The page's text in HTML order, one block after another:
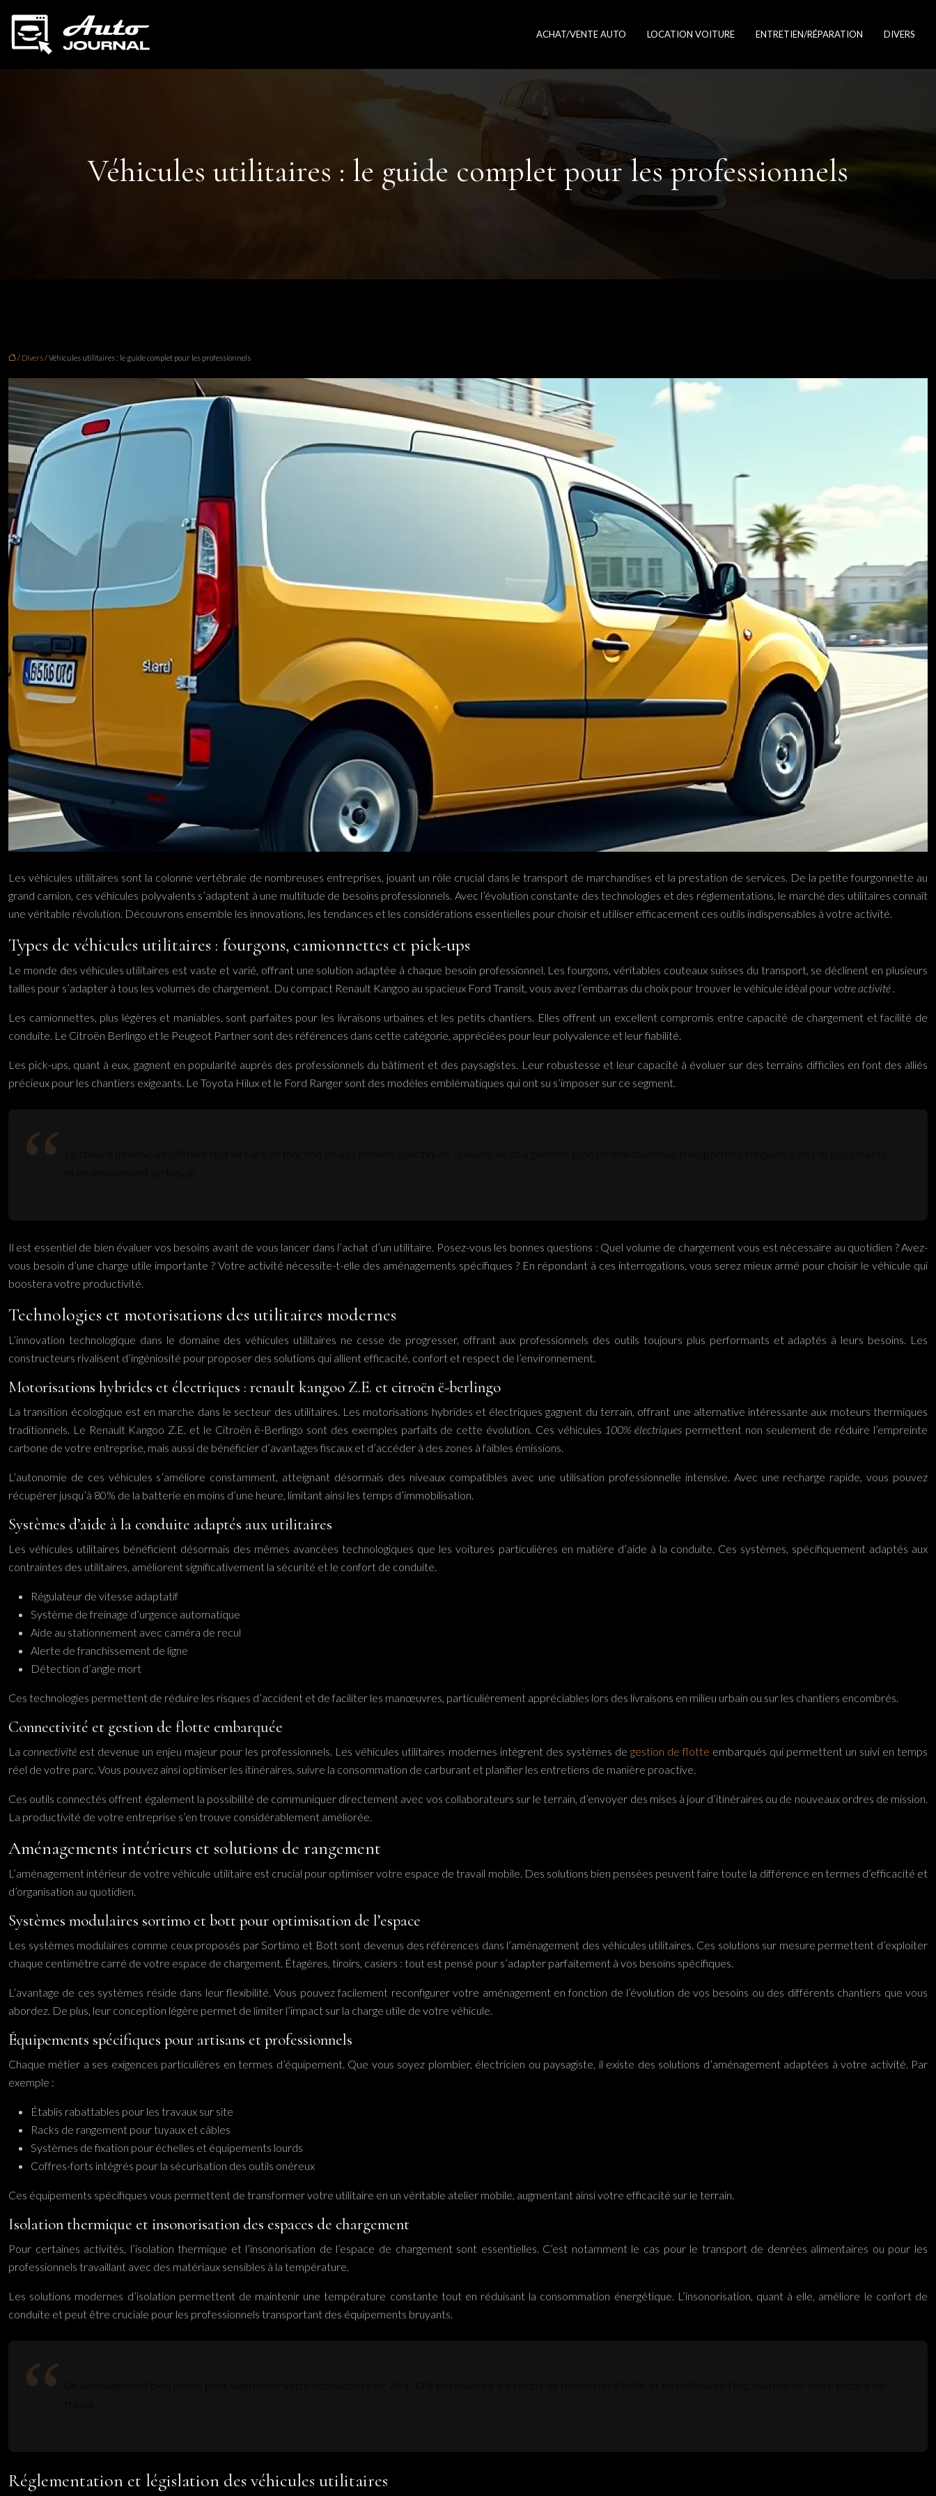
ACHAT/VENTE AUTO LOCATION VOITURE ENTRETIEN/RÉPARATION DIVERS
Véhicules utilitaires : le guide complet pour les professionnels
/ Divers/ Véhicules utilitaires : le guide complet pour les professionnels
Les véhicules utilitaires sont la colonne vertébrale de nombreuses entreprises, jouant un rôle crucial dans le transport de marchandises et la prestation de services. De la petite fourgonnette au
grand camion, ces véhicules polyvalents s’adaptent à une multitude de besoins professionnels. Avec l’évolution constante des technologies et des réglementations, le marché des utilitaires connaît
une véritable révolution. Découvrons ensemble les innovations, les tendances et les considérations essentielles pour choisir et utiliser efficacement ces outils indispensables à votre activité.
Types de véhicules utilitaires : fourgons, camionnettes et pick-ups
Le monde des véhicules utilitaires est vaste et varié, offrant une solution adaptée à chaque besoin professionnel. Les fourgons, véritables couteaux suisses du transport, se déclinent en plusieurs
tailles pour s’adapter à tous les volumes de chargement. Du compact Renault Kangoo au spacieux Ford Transit, vous avez l’embarras du choix pour trouver le véhicule idéal pourvotre activité .
Les camionnettes, plus légères et maniables, sont parfaites pour les livraisons urbaines et les petits chantiers. Elles offrent un excellent compromis entre capacité de chargement et facilité de
conduite. Le Citroën Berlingo et le Peugeot Partner sont des références dans cette catégorie, appréciées pour leur polyvalence et leur fiabilité.
Les pick-ups, quant à eux, gagnent en popularité auprès des professionnels du bâtiment et des paysagistes. Leur robustesse et leur capacité à évoluer sur des terrains difficiles en font des alliés
précieux pour les chantiers exigeants. Le Toyota Hilux et le Ford Ranger sont des modèles emblématiques qui ont su s’imposer sur ce segment.
Il est essentiel de bien évaluer vos besoins avant de vous lancer dans l’achat d’un utilitaire. Posez-vous les bonnes questions : Quel volume de chargement vous est nécessaire au quotidien ? Avez-
vous besoin d’une charge utile importante ? Votre activité nécessite-t-elle des aménagements spécifiques ? En répondant à ces interrogations, vous serez mieux armé pour choisir le véhicule qui
boostera votre productivité.
Technologies et motorisations des utilitaires modernes
L’innovation technologique dans le domaine des véhicules utilitaires ne cesse de progresser, offrant aux professionnels des outils toujours plus performants et adaptés à leurs besoins. Les
constructeurs rivalisent d’ingéniosité pour proposer des solutions qui allient efficacité, confort et respect de l’environnement.
Motorisations hybrides et électriques : renault kangoo Z.E. et citroën ë-berlingo
La transition écologique est en marche dans le secteur des utilitaires. Les motorisations hybrides et électriques gagnent du terrain, offrant une alternative intéressante aux moteurs thermiques
traditionnels. Le Renault Kangoo Z.E. et le Citroën ë-Berlingo sont des exemples parfaits de cette évolution. Ces véhicules 100% électriques permettent non seulement de réduire l’empreinte
carbone de votre entreprise, mais aussi de bénéficier d’avantages fiscaux et d’accéder à des zones à faibles émissions.
L’autonomie de ces véhicules s’améliore constamment, atteignant désormais des niveaux compatibles avec une utilisation professionnelle intensive. Avec une recharge rapide, vous pouvez
récupérer jusqu’à 80% de la batterie en moins d’une heure, limitant ainsi les temps d’immobilisation.
Systèmes d’aide à la conduite adaptés aux utilitaires
Les véhicules utilitaires bénéficient désormais des mêmes avancées technologiques que les voitures particulières en matière d’aide à la conduite. Ces systèmes, spécifiquement adaptés aux
contraintes des utilitaires, améliorent significativement la sécurité et le confort de conduite.
Régulateur de vitesse adaptatif
Système de freinage d’urgence automatique
Aide au stationnement avec caméra de recul
Alerte de franchissement de ligne
Détection d’angle mort
Ces technologies permettent de réduire les risques d’accident et de faciliter les manœuvres, particulièrement appréciables lors des livraisons en milieu urbain ou sur les chantiers encombrés.
Connectivité et gestion de flotte embarquée
Laconnectivité est devenue un enjeu majeur pour les professionnels. Les véhicules utilitaires modernes intègrent des systèmes de gestion de flotte embarqués qui permettent un suivi en temps
réel de votre parc. Vous pouvez ainsi optimiser les itinéraires, suivre la consommation de carburant et planifier les entretiens de manière proactive.
Ces outils connectés offrent également la possibilité de communiquer directement avec vos collaborateurs sur le terrain, d’envoyer des mises à jour d’itinéraires ou de nouveaux ordres de mission.
La productivité de votre entreprise s’en trouve considérablement améliorée.
Aménagements intérieurs et solutions de rangement
L’aménagement intérieur de votre véhicule utilitaire est crucial pour optimiser votre espace de travail mobile. Des solutions bien pensées peuvent faire toute la différence en termes d’efficacité et
d’organisation au quotidien.
Systèmes modulaires sortimo et bott pour optimisation de l’espace
Les systèmes modulaires comme ceux proposés par Sortimo et Bott sont devenus des références dans l’aménagement des véhicules utilitaires. Ces solutions sur mesure permettent d’exploiter
chaque centimètre carré de votre espace de chargement. Étagères, tiroirs, casiers : tout est pensé pour s’adapter parfaitement à vos besoins spécifiques.
L’avantage de ces systèmes réside dans leur flexibilité. Vous pouvez facilement reconfigurer votre aménagement en fonction de l’évolution de vos besoins ou des différents chantiers que vous
abordez. De plus, leur conception légère permet de limiter l’impact sur la charge utile de votre véhicule.
Équipements spécifiques pour artisans et professionnels
Chaque métier a ses exigences particulières en termes d’équipement. Que vous soyez plombier, électricien ou paysagiste, il existe des solutions d’aménagement adaptées à votre activité. Par
exemple :
Établis rabattables pour les travaux sur site
Racks de rangement pour tuyaux et câbles
Systèmes de fixation pour échelles et équipements lourds
Coffres-forts intégrés pour la sécurisation des outils onéreux
Ces équipements spécifiques vous permettent de transformer votre utilitaire en un véritable atelier mobile, augmentant ainsi votre efficacité sur le terrain.
Isolation thermique et insonorisation des espaces de chargement
Pour certaines activités, l’isolation thermique et l’insonorisation de l’espace de chargement sont essentielles. C’est notamment le cas pour le transport de denrées alimentaires ou pour les
professionnels travaillant avec des matériaux sensibles à la température.
Les solutions modernes d’isolation permettent de maintenir une température constante tout en réduisant la consommation énergétique. L’insonorisation, quant à elle, améliore le confort de
conduite et peut être cruciale pour les professionnels transportant des équipements bruyants.
Réglementation et législation des véhicules utilitaires